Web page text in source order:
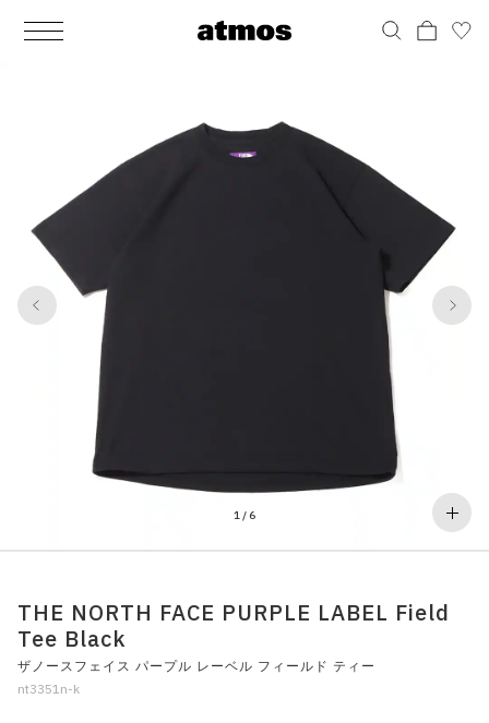
MEN
バッグ
アクセサリー
その他
アディダス ピックアップ
シューズ
サンダル
その他
すべてのシューズ
ライフスタイルランニング
ウェア
アウター
パンツ
ソックス
アンダーウェア
すべてのウェア
バッグ
バックパック / リュック
ショルダー / メッセンジャーバッグ
トート / エコバッグ
クラッチ / セカンドバッグ
ウエストバッグ
すべてのバッグ
アクセサリー
ポーチ / ウォレット
グッズ / アクセサリー
その他
すべてのアクセサリー
その他
シューケア / グッズ
おもちゃ / フィギュア
その他
すべてのその他
WOMENS
バッグ
アクセサリー
その他
アディダス ピックアップ
シューズ
サンダル / パンプス
その他
すべてのシューズ
ライフスタイルランニング
ウェア
アウター
パンツ
ワンピース
スカート
アンダーウェア
すべてのウェア
バッグ
バックパック / リュック
ショルダー / メッセンジャーバッグ
トート / エコバッグ
クラッチ / セカンドバッグ
ウエストバッグ
すべてのバッグ
アクセサリー
ポーチ / ウォレット
グッズ / アクセサリー
その他
すべてのアクセサリー
その他
シューケア / グッズ
おもちゃ / フィギュア
その他
すべてのその他
1 /6
1 6
THE NORTH FACE PURPLE LABEL Field
Tee Black
ザノースフェイス パープル レーベル フィールド ティー
nt3351n-k